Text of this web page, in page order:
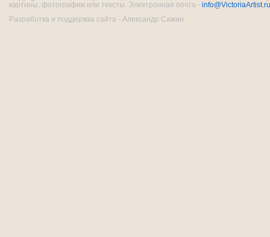
картины, фотографии или тексты. Электронная почта - info@VictoriaArtist.ru
Разработка и поддержка сайта - Александр Сажин